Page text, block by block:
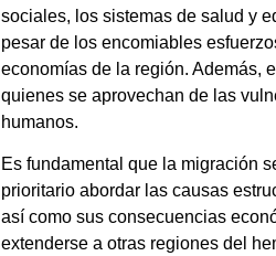
sociales, los sistemas de salud y
pesar de los encomiables
economías de la región. Además,
quienes se aprovechan de las
humanos.
Es fundamental que la migración
prioritario abordar las causas
así como sus consecuencias
extenderse a otras regiones del